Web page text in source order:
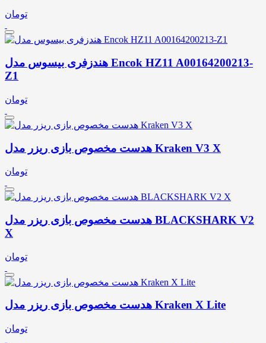
تومان
هندزفری بیسوس مدل Encok HZ11 A00164200213-
Z1
تومان
هدست مخصوص بازی ریزر مدل Kraken V3 X
تومان
هدست مخصوص بازی ریزر مدل BLACKSHARK V2
X
تومان
هدست مخصوص بازی ریزر مدل Kraken X Lite
تومان